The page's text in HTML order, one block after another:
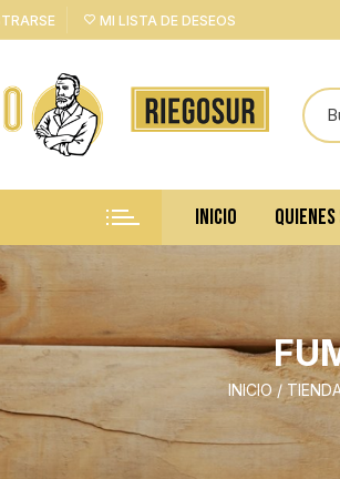
MI LISTA DE DESEOS
INICIO
INICIO /